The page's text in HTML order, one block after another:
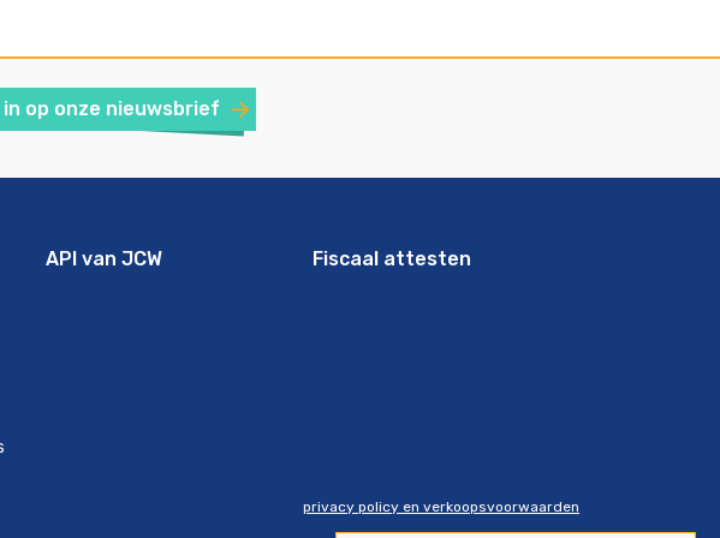
op onze nieuwsbrief
API van JCW Fiscaal attesten
privacy policy en verkoopsvoorwaarden